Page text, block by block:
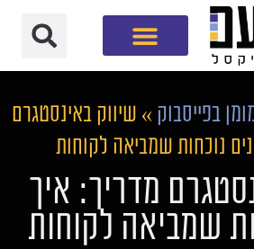
בפייסבוק » שיווק באינסטגרם
נוכחות שמביאה לקוחות
מדריך: איך
שמביאה לקוחות